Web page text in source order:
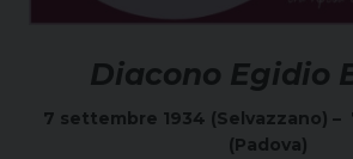
Diacono Egidio
7 settembre 1934 (Selvazzano) –
(Padova)